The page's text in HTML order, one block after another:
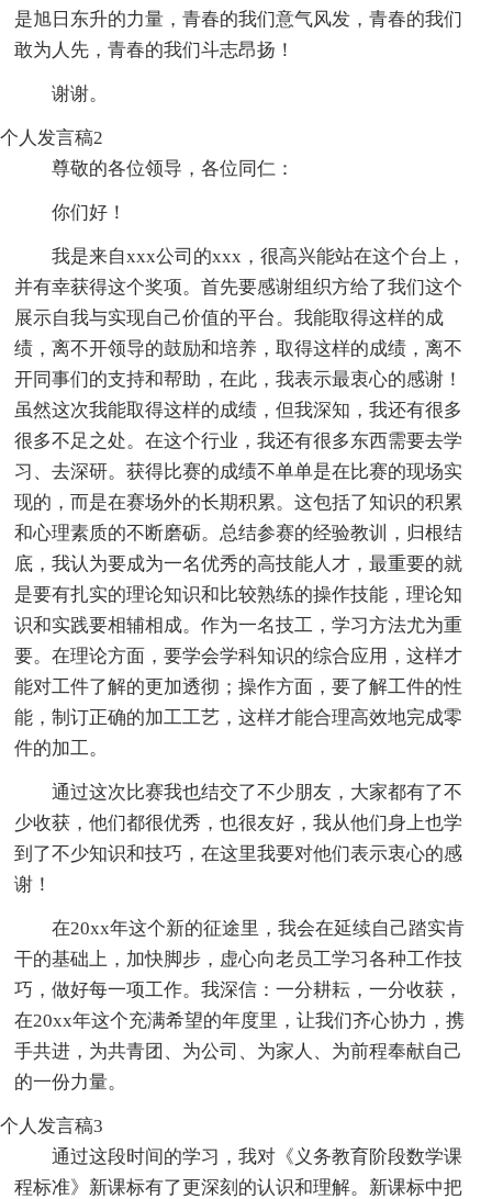
是旭日东升的力量，青春的我们意气风发，青春的我们
敢为人先，青春的我们斗志昂扬！
谢谢。
个人发言稿2
尊敬的各位领导，各位同仁：
你们好！
我是来自xxx公司的xxx，很高兴能站在这个台上，
并有幸获得这个奖项。首先要感谢组织方给了我们这个
展示自我与实现自己价值的平台。我能取得这样的成
绩，离不开领导的鼓励和培养，取得这样的成绩，离不
开同事们的支持和帮助，在此，我表示最衷心的感谢！
虽然这次我能取得这样的成绩，但我深知，我还有很多
很多不足之处。在这个行业，我还有很多东西需要去学
习、去深研。获得比赛的成绩不单单是在比赛的现场实
现的，而是在赛场外的长期积累。这包括了知识的积累
和心理素质的不断磨砺。总结参赛的经验教训，归根结
底，我认为要成为一名优秀的高技能人才，最重要的就
是要有扎实的理论知识和比较熟练的操作技能，理论知
识和实践要相辅相成。作为一名技工，学习方法尤为重
要。在理论方面，要学会学科知识的综合应用，这样才
能对工件了解的更加透彻；操作方面，要了解工件的性
能，制订正确的加工工艺，这样才能合理高效地完成零
件的加工。
通过这次比赛我也结交了不少朋友，大家都有了不
少收获，他们都很优秀，也很友好，我从他们身上也学
到了不少知识和技巧，在这里我要对他们表示衷心的感
谢！
在20xx年这个新的征途里，我会在延续自己踏实肯
干的基础上，加快脚步，虚心向老员工学习各种工作技
巧，做好每一项工作。我深信：一分耕耘，一分收获，
在20xx年这个充满希望的年度里，让我们齐心协力，携
手共进，为共青团、为公司、为家人、为前程奉献自己
的一份力量。
个人发言稿3
通过这段时间的学习，我对《义务教育阶段数学课
程标准》新课标有了更深刻的认识和理解。新课标中把